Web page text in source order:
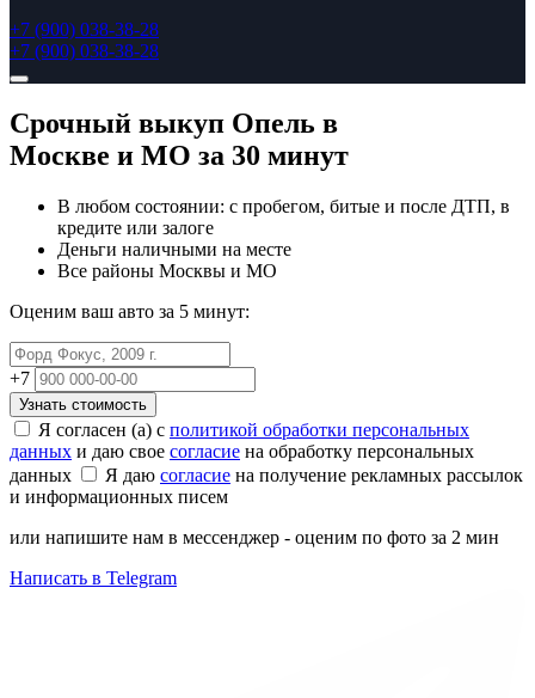
+7 (900) 038-38-28
+7 (900) 038-38-28
Срочный выкуп Опель в
Москве и МО за 30 минут
В любом состоянии: с пробегом, битые и после ДТП, в
кредите или залоге
Деньги наличными на месте
Все районы Москвы и МО
Оценим ваш авто за 5 минут:
+7
Узнать стоимость
Я согласен (а) с политикой обработки персональных
данных и даю свое согласие на обработку персональных
данных
Я даю согласие на получение рекламных рассылок
и информационных писем
или напишите нам в мессенджер - оценим по фото за 2 мин
Написать в Telegram